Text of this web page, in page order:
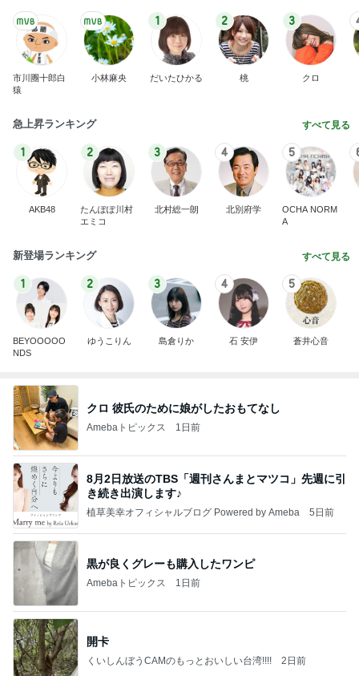
市川團十郎白
猿
小林麻央
1
だいたひかる
2
桃
3
クロ
急上昇ランキング すべて見る
1
AKB48
2
たんぽぽ川村
エミコ
3
北村総一朗
4
北別府学
5
OCHA NORM
A
新登場ランキング すべて見る
1
BEYOOOOO
NDS
2
ゆうこりん
3
島倉りか
4
石 安伊
5
蒼井心音
クロ 彼氏のために娘がしたおもてなし
Amebaトピックス 1日前
8月2日放送のTBS「週刊さんまとマツコ」先週に引
き続き出演します♪
植草美幸オフィシャルブログ Powered by Ameba 5日前
黒が良くグレーも購入したワンピ
Amebaトピックス 1日前
開卡
くいしんぼうCAMのもっとおいしい台湾!!!! 2日前